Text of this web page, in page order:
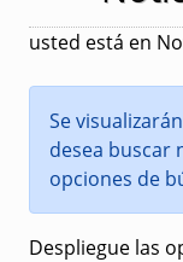
usted está en
Se
desea buscar
opciones de
Despliegue las